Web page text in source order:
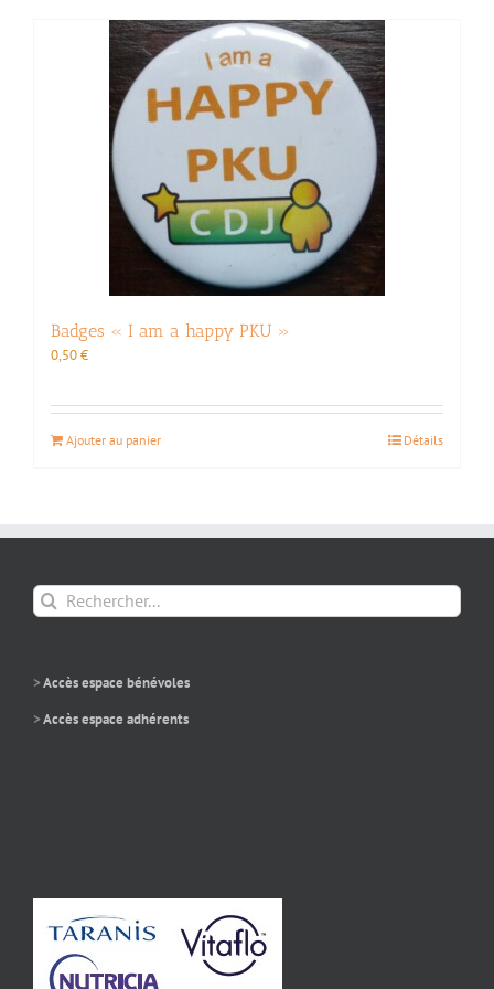
Badges « I am a happy PKU »
0,50€
Ajouter au panier Détails
Rechercher:
>Accès espace bénévoles
>Accès espace adhérents